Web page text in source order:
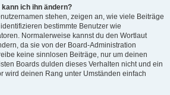
ich ihn ändern?
stehen, zeigen an, wie viele Beiträge
bestimmte Benutzer wie
Normalerweise kannst du den Wortlaut
da sie von der Board-Administration
keine sinnlosen Beiträge, nur um deinen
Boards dulden dieses Verhalten nicht und ein
wird deinen Rang unter Umständen einfach